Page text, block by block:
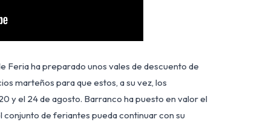
Feria ha preparado unos vales de descuento de
marteños para que estos, a su vez, los
y el 24 de agosto. Barranco ha puesto en valor el
de feriantes pueda continuar con su